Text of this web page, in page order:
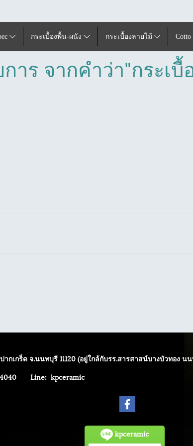
กระเบื้องพื้น-ผนัง กระเบื้องลายไม้ Cotto
าร จากคำว่า"กระเบื้
ากเกร็ด จ.นนทบุรี 11120 (อยู่ใกล้กับรร.สารสาสน์บางบัวทอง น
Line: kpceramic
kpceramic